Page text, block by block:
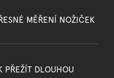
MĚŘENÍ NOŽIČEK
PŘEŽÍT DLOUHOU